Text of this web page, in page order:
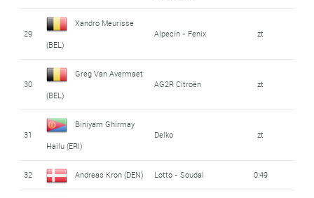
29
Xandro Meurisse
(BEL)
Alpecin - Fenix zt
30
Greg Van Avermaet
(BEL)
AG2R Citroën zt
31
Biniyam Ghirmay
Hailu (ERI)
Delko zt
32 Andreas Kron (DEN) Lotto - Soudal 0:49